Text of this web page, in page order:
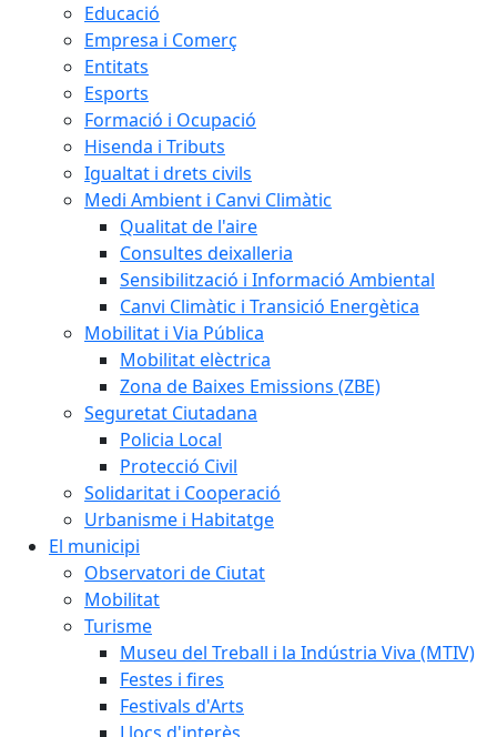
Educació
Empresa i Comerç
Entitats
Esports
Formació i Ocupació
Hisenda i Tributs
Igualtat i drets civils
Medi Ambient i Canvi Climàtic
Qualitat de l'aire
Consultes deixalleria
Sensibilització i Informació Ambiental
Canvi Climàtic i Transició Energètica
Mobilitat i Via Pública
Mobilitat elèctrica
Zona de Baixes Emissions (ZBE)
Seguretat Ciutadana
Policia Local
Protecció Civil
Solidaritat i Cooperació
Urbanisme i Habitatge
El municipi
Observatori de Ciutat
Mobilitat
Turisme
Museu del Treball i la Indústria Viva (MTIV)
Festes i fires
Festivals d'Arts